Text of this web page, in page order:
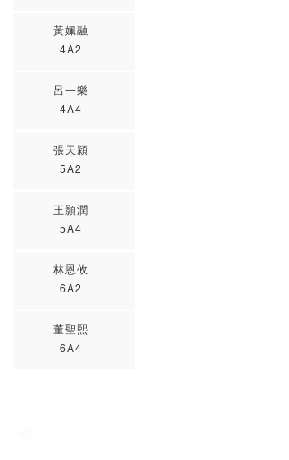
黃姵融
4A2
呂一樂
4A4
張天潁
5A2
王顥潤
5A4
林恩攸
6A2
董聖熙
6A4